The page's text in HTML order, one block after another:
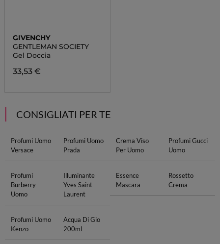
GIVENCHY
GENTLEMAN SOCIETY
Gel Doccia
33,53 €
CONSIGLIATI PER TE
Profumi Uomo
Versace
Profumi Uomo
Prada
Crema Viso
Per Uomo
Profumi Gucci
Uomo
Profumi
Burberry
Uomo
Illuminante
Yves Saint
Laurent
Essence
Mascara
Rossetto
Crema
Profumi Uomo
Kenzo
Acqua Di Gio
200ml